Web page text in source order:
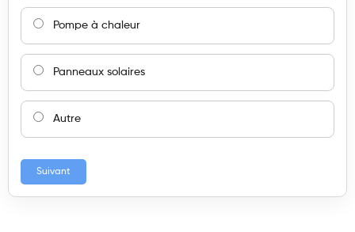
Pompe à chaleur
Panneaux solaires
Autre
Suivant